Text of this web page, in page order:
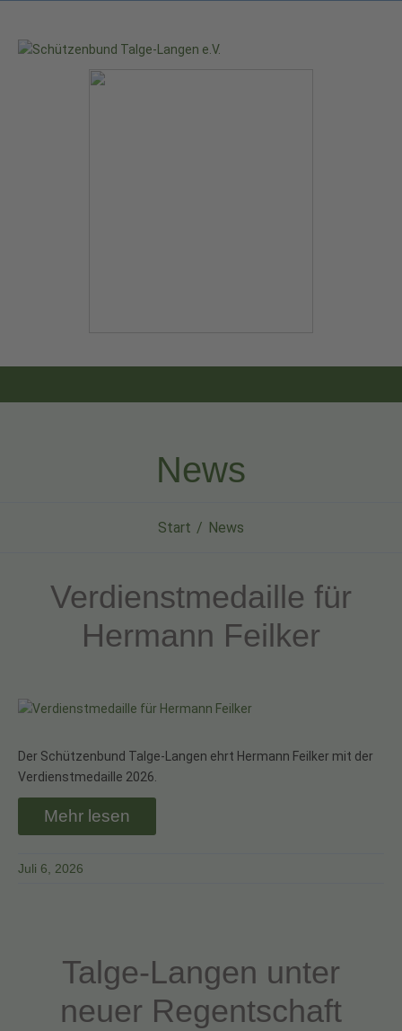
News
Start News
Verdienstmedaille für
Hermann Feilker
Der Schützenbund Talge-Langen ehrt Hermann Feilker mit der
Verdienstmedaille 2026.
Mehr lesen
Juli 6, 2026
Talge-Langen unter
neuer Regentschaft